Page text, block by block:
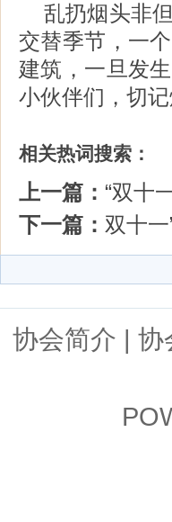
乱扔烟头非
交替季节，一
建筑，一旦发
小伙伴们，切
相关热词搜索：
上一篇： “双十
下一篇： 双十
协会简介 | 协